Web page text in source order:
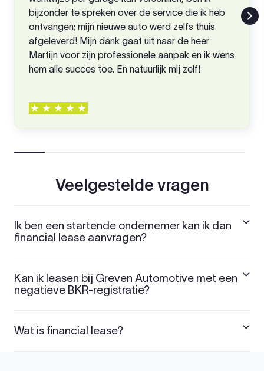
bijzonder te spreken over de service die ik heb
ontvangen; mijn nieuwe auto werd zelfs thuis
afgeleverd! Mijn dank gaat uit naar de heer
Martijn voor zijn professionele aanpak en ik wens
hem alle succes toe. En natuurlijk mij zelf!
Veelgestelde vragen
Ik ben een startende ondernemer kan ik dan
financial lease aanvragen?
Kan ik leasen bij Greven Automotive met een
negatieve BKR-registratie?
Wat is financial lease?